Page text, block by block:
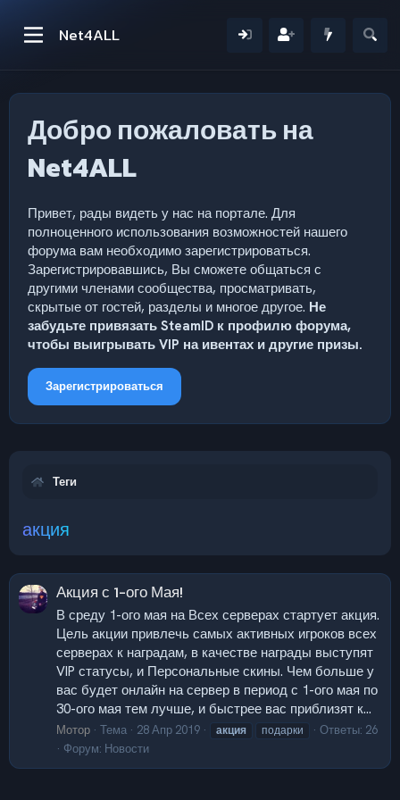
Net4ALL
Добро пожаловать на
Net4ALL
Привет, рады видеть у нас на портале. Для
полноценного использования возможностей нашего
форума вам необходимо зарегистрироваться.
Зарегистрировавшись, Вы сможете общаться с
другими членами сообщества, просматривать,
скрытые от гостей, разделы и многое другое. Не
забудьте привязать SteamID к профилю форума,
чтобы выигрывать VIP на ивентах и другие призы.
Зарегистрироваться
Теги
акция
Акция с 1-ого Мая!
В среду 1-ого мая на Всех серверах стартует акция.
Цель акции привлечь самых активных игроков всех
серверах к наградам, в качестве награды выступят
VIP статусы, и Персональные скины. Чем больше у
вас будет онлайн на сервер в период с 1-ого мая по
30-ого мая тем лучше, и быстрее вас приблизят к...
Мотор Тема 28 Апр 2019 акция подарки
Ответы: 26
Форум: Новости